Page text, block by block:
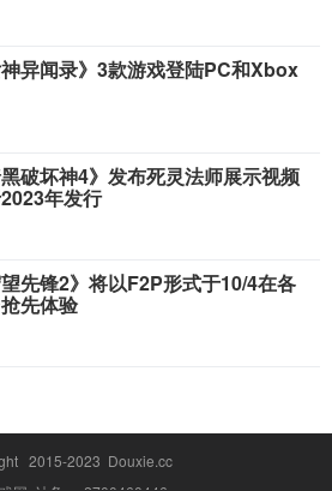
神异闻录》3款游戏登陆PC和Xbox
黑破坏神4》发布死灵法师展示视频
年发行
望先锋2》将以F2P形式于10/4在各
先体验
2015-2023 Douxie.cc